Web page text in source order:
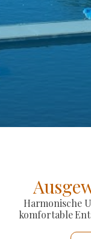
Harmonische
komfortable